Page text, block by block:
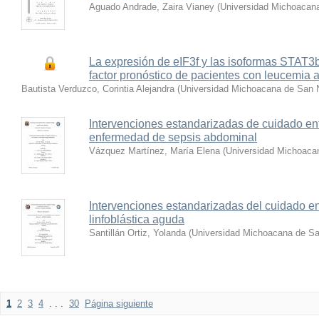
Aguado Andrade, Zaira Vianey (Universidad
La expresión de eIF3f y las isoformas
factor pronóstico de pacientes con leucemia
Bautista Verduzco, Corintia Alejandra (Universidad Michoacana de San
Intervenciones estandarizadas de cuidado
enfermedad de sepsis abdominal
Vázquez Martínez, María Elena (Universidad
Intervenciones estandarizadas del cuidado
linfoblástica aguda
Santillán Ortiz, Yolanda (Universidad Michoacana de
1 2 3 4 . . . 30 Página siguiente